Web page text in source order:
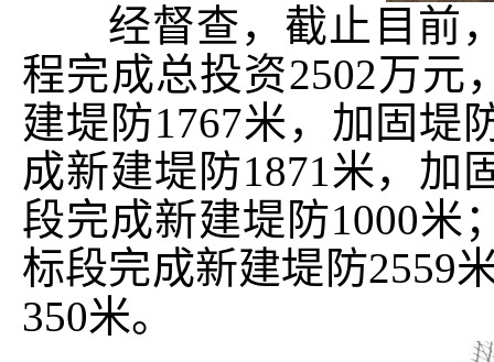
经督查，截止目前，
程完成总投资2502万元
建堤防1767米，加固堤
成新建堤防1871米，加
段完成新建堤防1000米
标段完成新建堤防2559
350米。